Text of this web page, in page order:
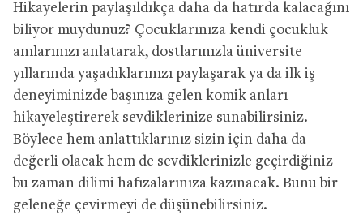
Hikayelerin paylaşıldıkça daha da hatırda kalacağını
biliyor muydunuz? Çocuklarınıza kendi çocukluk
anılarınızı anlatarak, dostlarınızla üniversite
yıllarında yaşadıklarınızı paylaşarak ya da ilk iş
deneyiminizde başınıza gelen komik anları
hikayeleştirerek sevdiklerinize sunabilirsiniz.
Böylece hem anlattıklarınız sizin için daha da
değerli olacak hem de sevdiklerinizle geçirdiğiniz
bu zaman dilimi hafızalarınıza kazınacak. Bunu bir
geleneğe çevirmeyi de düşünebilirsiniz.